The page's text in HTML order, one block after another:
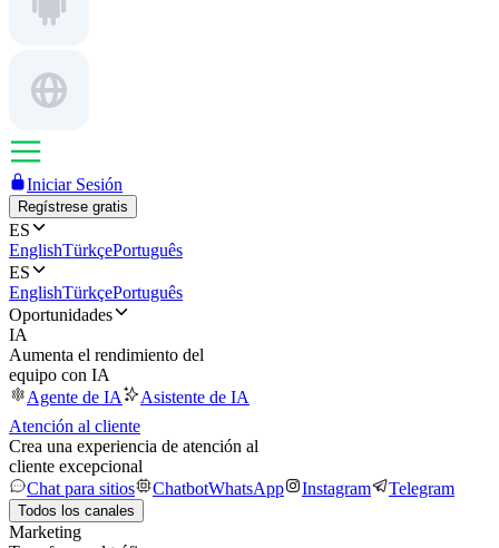
Iniciar Sesión
Regístrese gratis
ES
EnglishTürkçePortuguês
ES
EnglishTürkçePortuguês
Oportunidades
IA
Aumenta el rendimiento del
equipo con IA
Agente de IA
Asistente de IA
Atención al cliente
Crea una experiencia de atención al
cliente excepcional
Chat para sitios
ChatbotWhatsApp Instagram Telegram
Todos los canales
Marketing